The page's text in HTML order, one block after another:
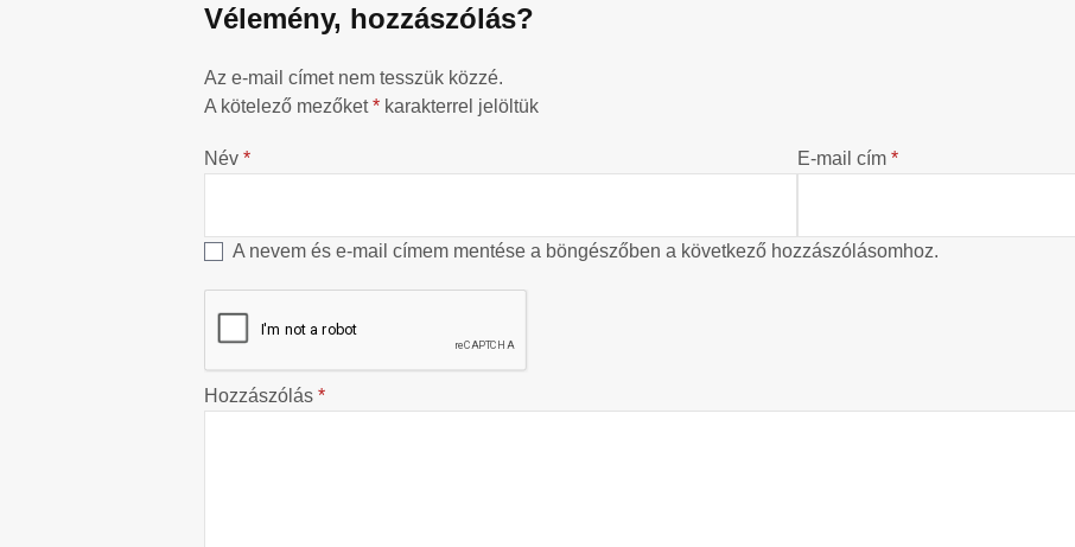
Vélemény, hozzászólás?
Az e-mail címet nem tesszük közzé.
A kötelező mezőket* karakterrel jelöltük
Név * E-mail cím *
A nevem és e-mail címem mentése a böngészőben a következő hozzászólásomhoz.
Hozzászólás *